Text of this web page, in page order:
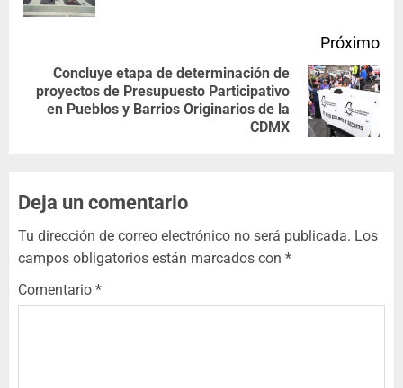
Próximo
Concluye etapa de determinación de
proyectos de Presupuesto Participativo
en Pueblos y Barrios Originarios de la
CDMX
Deja un comentario
Tu dirección de correo electrónico no será publicada. Los
campos obligatorios están marcados con *
Comentario *